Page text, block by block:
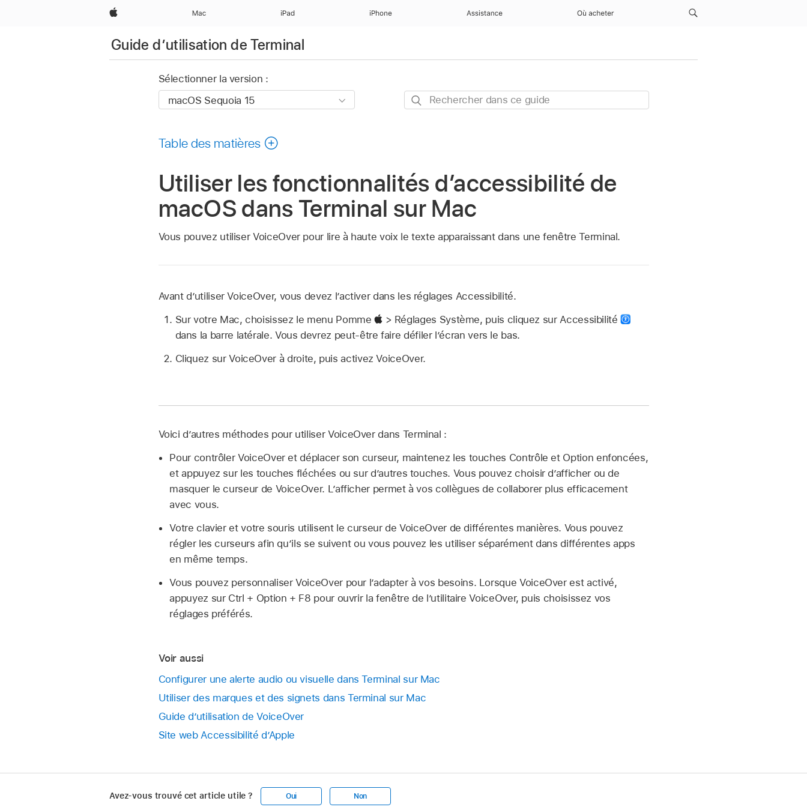
Apple Mac iPad iPhone Assistance Où acheter
Guide d’utilisation de Terminal
Sélectionner la version :
Rechercher
Table des matières
Utiliser les fonctionnalités d’accessibilité de
macOS dans Terminal sur Mac
Vous pouvez utiliser VoiceOver pour lire à haute voix le texte apparaissant dans une fenêtre Terminal.
Avant d’utiliser VoiceOver, vous devez l’activer dans les réglages Accessibilité.
Sur votre Mac, choisissez le menu Pomme
> Réglages Système, puis cliquez sur Accessibilité
dans la barre latérale. Vous devrez peut-être faire défiler l’écran vers le bas.
Cliquez sur VoiceOver à droite, puis activez VoiceOver.
Voici d’autres méthodes pour utiliser VoiceOver dans Terminal :
Pour contrôler VoiceOver et déplacer son curseur, maintenez les touches Contrôle et Option enfoncées,
et appuyez sur les touches fléchées ou sur d’autres touches. Vous pouvez choisir d’afficher ou de
masquer le curseur de VoiceOver. L’afficher permet à vos collègues de collaborer plus efficacement
avec vous.
Votre clavier et votre souris utilisent le curseur de VoiceOver de différentes manières. Vous pouvez
régler les curseurs afin qu’ils se suivent ou vous pouvez les utiliser séparément dans différentes apps
en même temps.
Vous pouvez personnaliser VoiceOver pour l’adapter à vos besoins. Lorsque VoiceOver est activé,
appuyez sur Ctrl + Option + F8 pour ouvrir la fenêtre de l’utilitaire VoiceOver, puis choisissez vos
réglages préférés.
Voir aussi
Configurer une alerte audio ou visuelle dans Terminal sur Mac
Utiliser des marques et des signets dans Terminal sur Mac
Guide d’utilisation de VoiceOver
Site web Accessibilité d’Apple
Avez-vous trouvé cet article utile ? Oui Non